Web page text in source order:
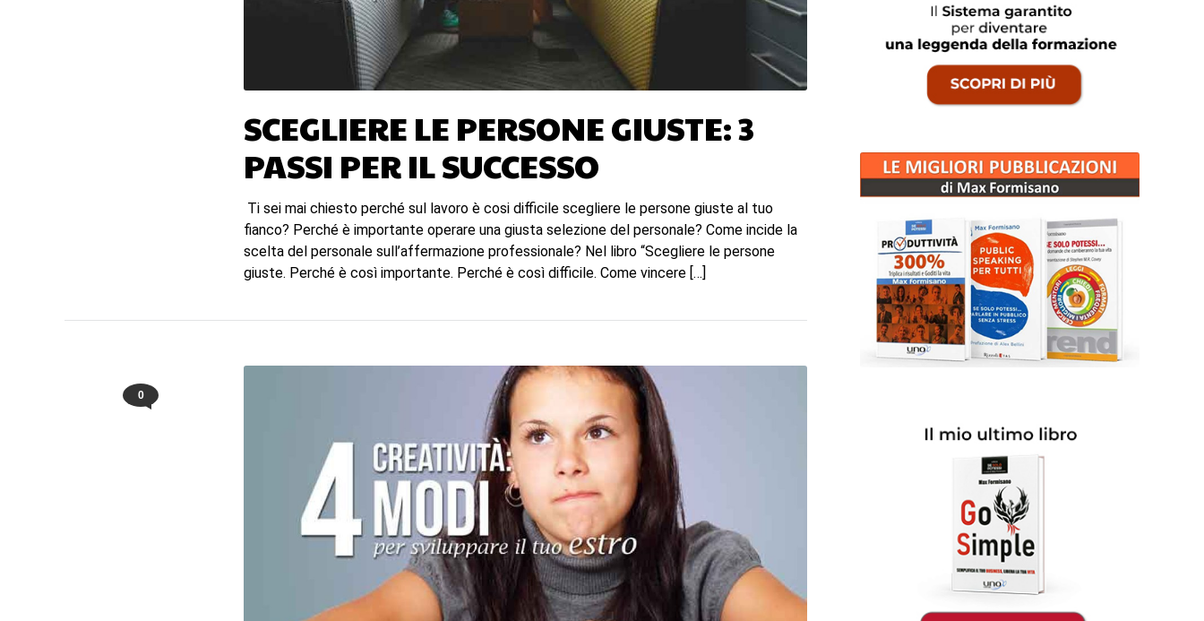
SCEGLIERE LE PERSONE GIUSTE: 3
PASSI PER IL SUCCESSO
Ti sei mai chiesto perché sul lavoro è cosi difficile scegliere le persone giuste al tuo
fianco? Perché è importante operare una giusta selezione del personale? Come incide la
scelta del personale sull’affermazione professionale? Nel libro “Scegliere le persone
giuste. Perché è così importante. Perché è così difficile. Come vincere […]
0